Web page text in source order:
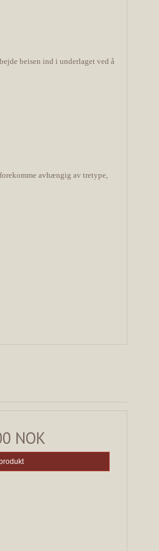
beisen ind i underlaget ved å
avhængig av tretype,
NOK